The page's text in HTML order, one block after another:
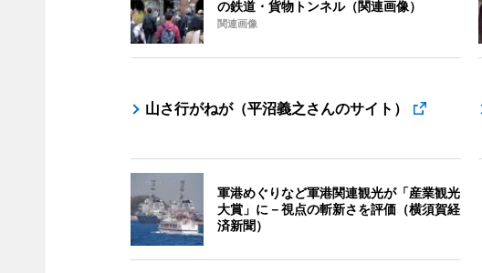
の鉄道・貨物トンネル（関連画像）
関連画像
山さ行がねが（平沼義之さんのサイト）
軍港めぐりなど軍港関連観光が「産業観光
大賞」に－視点の斬新さを評価（横須賀経
済新聞）